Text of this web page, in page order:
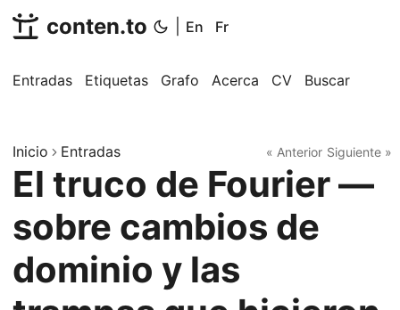
conten.to En Fr
Entradas Etiquetas Grafo Acerca CV Buscar
Inicio Entradas « Anterior Siguiente »
El truco de Fourier —
sobre cambios de
dominio y las